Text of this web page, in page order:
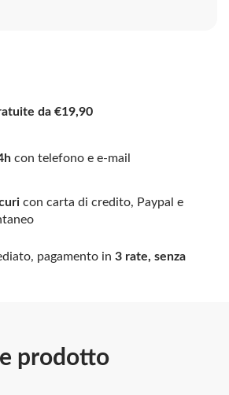
da €19,90
con telefono e e-mail
con carta di credito, Paypal e
pagamento in 3 rate, senza
prodotto